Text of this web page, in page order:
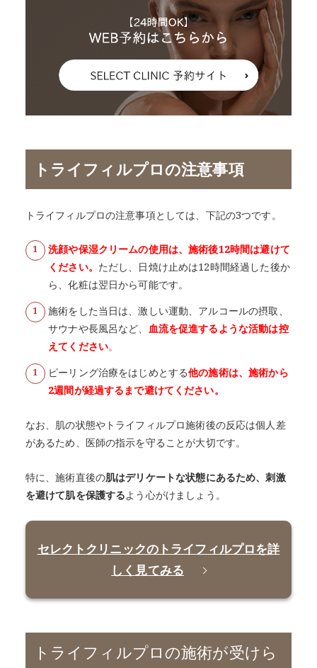
トライフィルプロの注意事項
トライフィルプロの注意事項としては、下記の3つです。
洗顔や保湿クリームの使用は、施術後12時間は避けて
ください。 ただし、日焼け止めは12時間経過した後か
ら、化粧は翌日から可能です。
施術をした当日は、激しい運動、アルコールの摂取、
サウナや長風呂など、 血流を促進するような活動は控
えてください。
ピーリング治療をはじめとする他の施術は、施術から
2週間が経過するまで避けてください。
なお、肌の状態やトライフィルプロ施術後の反応は個人差
があるため、医師の指示を守ることが大切です。
特に、施術直後の肌はデリケートな状態にあるため、刺激
を避けて肌を保護するよう心がけましょう。
セレクトクリニックのトライフィルプロを詳
しく見てみる
トライフィルプロの施術が受けら